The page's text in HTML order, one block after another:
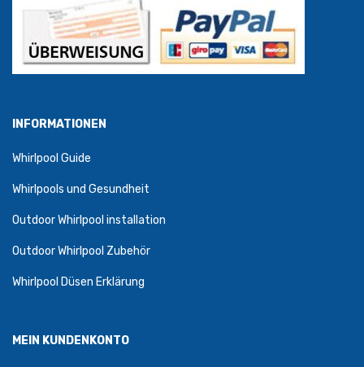
INFORMATIONEN
Whirlpool Guide
Whirlpools und Gesundheit
Outdoor Whirlpool installation
Outdoor Whirlpool Zubehör
Whirlpool Düsen Erklärung
MEIN KUNDENKONTO